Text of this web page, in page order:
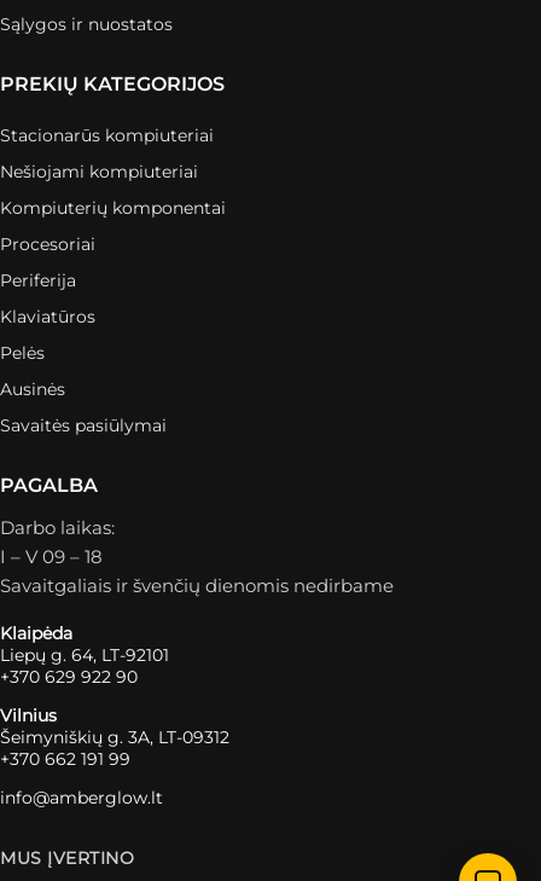
Sąlygos ir nuostatos
PREKIŲ KATEGORIJOS
Stacionarūs kompiuteriai
Nešiojami kompiuteriai
Kompiuterių komponentai
Procesoriai
Periferija
Klaviatūros
Pelės
Ausinės
Savaitės pasiūlymai
PAGALBA
Darbo laikas:
I – V 09 – 18
Savaitgaliais ir švenčių dienomis nedirbame
Klaipėda
Liepų g. 64, LT-92101
+370 629 922 90
Vilnius
Šeimyniškių g. 3A, LT-09312
+370 662 191 99
info@amberglow.lt
MUS ĮVERTINO